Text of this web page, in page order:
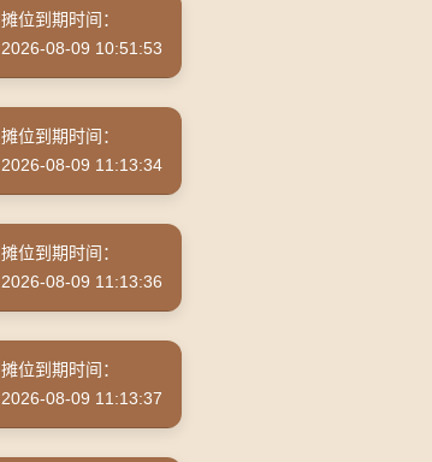
摊位到期时间：
2026-08-09 10:51:53
摊位到期时间：
2026-08-09 11:13:34
摊位到期时间：
2026-08-09 11:13:36
摊位到期时间：
2026-08-09 11:13:37